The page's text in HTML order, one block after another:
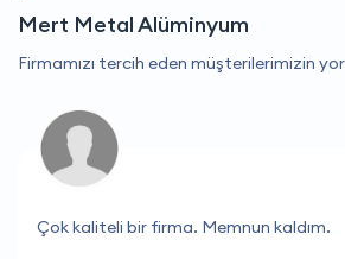
Mert Metal Alüminyum
Firmamızı tercih eden müşterilerimizin
Çok kaliteli bir firma. Memnun kaldım.